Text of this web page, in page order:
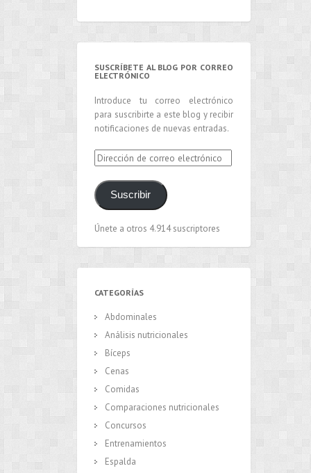
SUSCRÍBETE AL BLOG POR CORREO
ELECTRÓNICO
Introduce tu correo electrónico
para suscribirte a este blog y recibir
notificaciones de nuevas entradas.
Dirección
de
correo
electrónico
Suscribir
Únete a otros 4.914 suscriptores
CATEGORÍAS
Abdominales
Análisis nutricionales
Bíceps
Cenas
Comidas
Comparaciones nutricionales
Concursos
Entrenamientos
Espalda